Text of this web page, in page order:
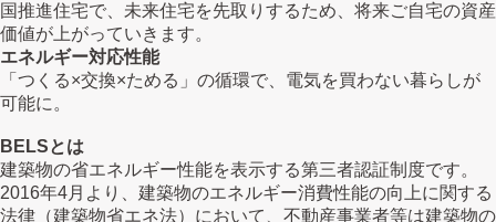
国推進住宅で、未来住宅を先取りするため、将来ご自宅の資産
価値が上がっていきます。
エネルギー対応性能
「つくる×交換×ためる」の循環で、電気を買わない暮らしが
可能に。
BELSとは
建築物の省エネルギー性能を表示する第三者認証制度です。
2016年4月より、建築物のエネルギー消費性能の向上に関する
法律（建築物省エネ法）において、不動産事業者等は建築物の